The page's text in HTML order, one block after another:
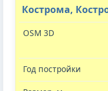
Кострома,